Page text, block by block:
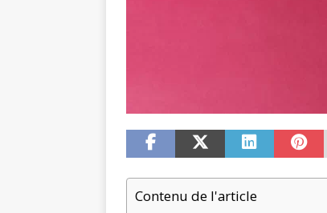
Contenu de l'article